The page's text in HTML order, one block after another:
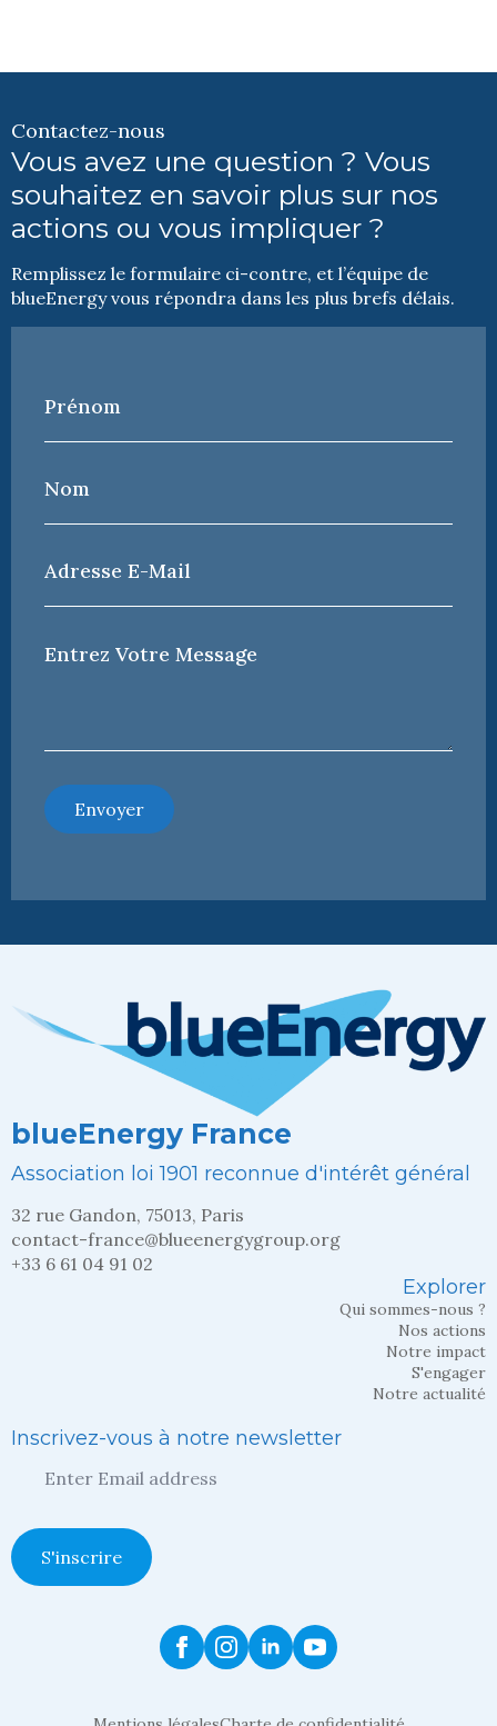
Contactez-nous
Vous avez une question ? Vous
souhaitez en savoir plus sur nos
actions ou vous impliquer ?
Remplissez le formulaire ci-contre, et l’équipe de
blueEnergy vous répondra dans les plus brefs délais.
Prénom
*
Nom
*
Adresse
e-
mail
Votre
Message
Envoyer
blueEnergy France
Association loi 1901 reconnue d'intérêt général
32 rue Gandon, 75013, Paris
contact-france@blueenergygroup.org
+33 6 61 04 91 02
Explorer
Qui sommes-nous ?
Nos actions
Notre impact
S'engager
Notre actualité
Inscrivez-vous à notre newsletter
votre
*
S'inscrire